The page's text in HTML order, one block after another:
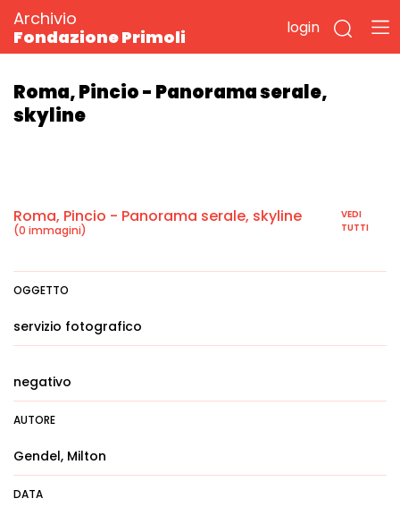
Archivio
Fondazione Primoli
login
Roma, Pincio - Panorama serale,
skyline
Roma, Pincio - Panorama serale, skyline
(0 immagini)
VEDI
TUTTI
OGGETTO
servizio fotografico
negativo
AUTORE
Gendel, Milton
DATA